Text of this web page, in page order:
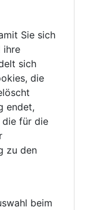
Sie sich
ihre
sich
die
endet,
die für die
zu den
beim